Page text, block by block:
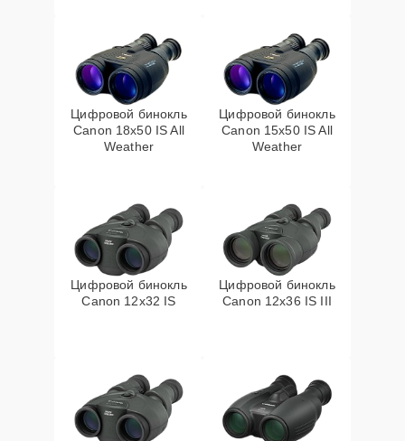
Цифровой бинокль
Canon 18x50 IS All
Weather
Цифровой бинокль
Canon 15x50 IS All
Weather
Цифровой бинокль
Canon 12x32 IS
Цифровой бинокль
Canon 12x36 IS III